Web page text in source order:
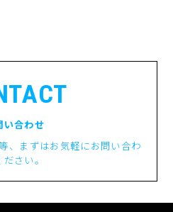
い合わせ
、まずはお気軽にお問い合わ
さい。